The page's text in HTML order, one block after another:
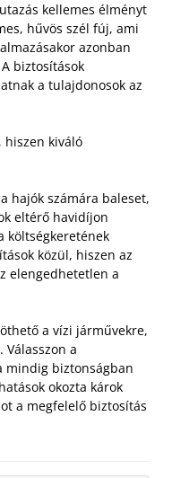
kellemes élményt
hűvös szél fúj, ami
azonban
biztosítások
a tulajdonosok az
, hiszen kiváló
hajók számára baleset,
eltérő havidíjon
költségkeretének
közül, hiszen az
elengedhetetlen a
a vízi járművekre,
a
mindig biztonságban
okozta károk
a megfelelő biztosítás